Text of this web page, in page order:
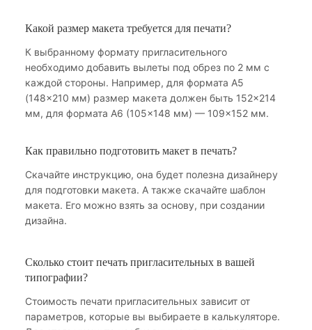
Какой размер макета требуется для печати?
К выбранному формату пригласительного
необходимо добавить вылеты под обрез по 2 мм с
каждой стороны. Например, для формата А5
(148×210 мм) размер макета должен быть 152×214
мм, для формата А6 (105×148 мм) — 109×152 мм.
Как правильно подготовить макет в печать?
Скачайте инструкцию, она будет полезна дизайнеру
для подготовки макета. А также скачайте шаблон
макета. Его можно взять за основу, при создании
дизайна.
Сколько стоит печать пригласительных в вашей
типографии?
Стоимость печати пригласительных зависит от
параметров, которые вы выбираете в калькуляторе.